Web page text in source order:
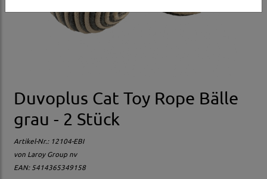
Duvoplus Cat Toy Rope Bälle
grau - 2 Stück
Artikel-Nr.: 12104-EBI
von Laroy Group nv
EAN: 5414365349158